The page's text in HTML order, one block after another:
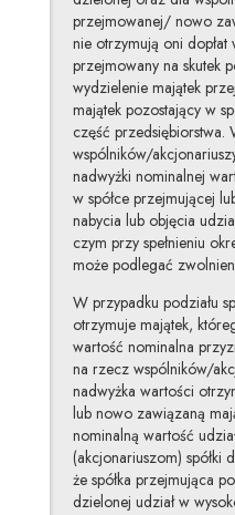
przejmowanej/ nowo
nie otrzymują oni
przejmowany na skutek
wydzielenie majątek
majątek pozostający w
część przedsiębiorstwa.
wspólników/
nadwyżki nominalnej
w spółce przejmującej
nabycia lub objęcia
czym przy spełnieniu
może podlegać
W przypadku podziału
otrzymuje majątek,
wartość nominalna
na rzecz wspólników/
nadwyżka wartości
lub nowo zawiązaną
nominalną wartość
(akcjonariuszom) spółki
że spółka przejmująca
dzielonej udział w